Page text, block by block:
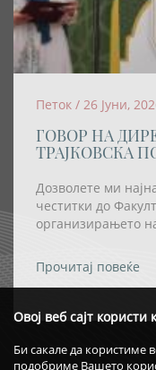
Овој веб сајт
Би сакале да користиме
подобриме Вашето
Петок / 26 Јуни,
ГОВОР НА
ТРАЈКОВСКА
HONORIS
Дозволете ми
честитки до
организирањето
академско
Causa“ – да му
Прочитај повеќе